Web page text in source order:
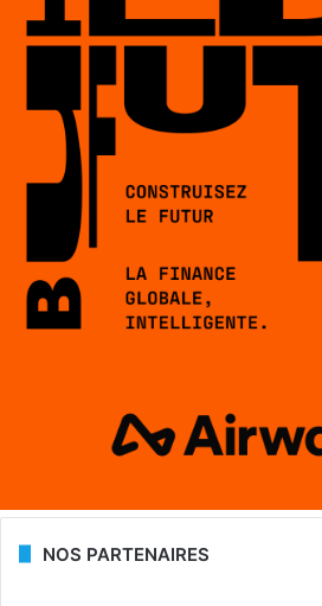
NOS PARTENAIRES